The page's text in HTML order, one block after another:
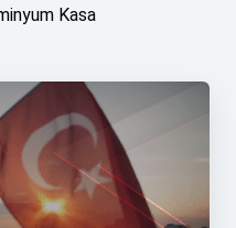
Kasa